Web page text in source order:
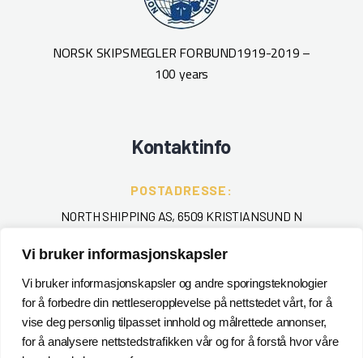
Vi bruker informasjonskapsler
Vi bruker informasjonskapsler og andre sporingsteknologier
for å forbedre din nettleseropplevelse på nettstedet vårt, for å
vise deg personlig tilpasset innhold og målrettede annonser,
for å analysere nettstedstrafikken vår og for å forstå hvor våre
NORSK SKIPSMEGLER FORBUND1919-2019 –
100 years
Kontaktinfo
POSTADRESSE:
NORTH SHIPPING AS, 6509 KRISTIANSUND N
TELEFON:
+ 47 715 40 000
EPOST :
POSTMASTER@NORTHSHIPPING.NO